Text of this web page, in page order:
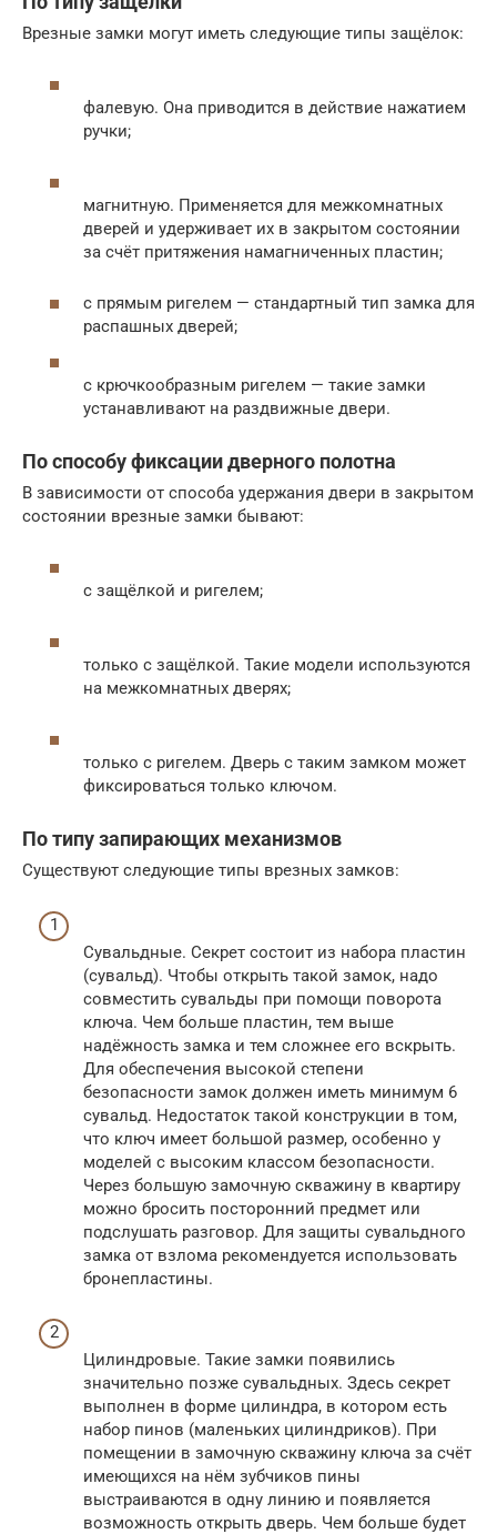
Врезные замки могут иметь следующие типы защёлок:
фалевую. Она приводится в действие нажатием
ручки;
магнитную. Применяется для межкомнатных
дверей и удерживает их в закрытом состоянии
за счёт притяжения намагниченных пластин;
с прямым ригелем — стандартный тип замка для
распашных дверей;
с крючкообразным ригелем — такие замки
устанавливают на раздвижные двери.
По способу фиксации дверного полотна
В зависимости от способа удержания двери в закрытом
состоянии врезные замки бывают:
с защёлкой и ригелем;
только с защёлкой. Такие модели используются
на межкомнатных дверях;
только с ригелем. Дверь с таким замком может
фиксироваться только ключом.
По типу запирающих механизмов
Существуют следующие типы врезных замков:
Сувальдные. Секрет состоит из набора пластин
(сувальд). Чтобы открыть такой замок, надо
совместить сувальды при помощи поворота
ключа. Чем больше пластин, тем выше
надёжность замка и тем сложнее его вскрыть.
Для обеспечения высокой степени
безопасности замок должен иметь минимум 6
сувальд. Недостаток такой конструкции в том,
что ключ имеет большой размер, особенно у
моделей с высоким классом безопасности.
Через большую замочную скважину в квартиру
можно бросить посторонний предмет или
подслушать разговор. Для защиты сувальдного
замка от взлома рекомендуется использовать
бронепластины.
Цилиндровые. Такие замки появились
значительно позже сувальдных. Здесь секрет
выполнен в форме цилиндра, в котором есть
набор пинов (маленьких цилиндриков). При
помещении в замочную скважину ключа за счёт
имеющихся на нём зубчиков пины
выстраиваются в одну линию и появляется
возможность открыть дверь. Чем больше будет